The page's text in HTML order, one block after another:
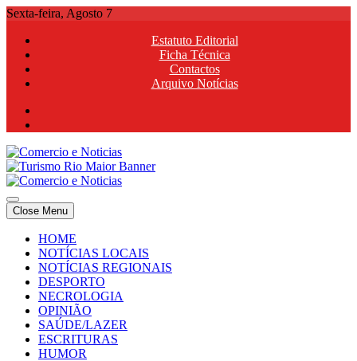
Skip
content
Sexta-feira, Agosto 7
Estatuto Editorial
Ficha Técnica
Contactos
Arquivo Notícias
Comercio e Noticias
Notícias e Publicidade Online
Comercio e Noticias
Notícias e Publicidade Online
Close Menu
HOME
NOTÍCIAS LOCAIS
NOTÍCIAS REGIONAIS
DESPORTO
NECROLOGIA
OPINIÃO
SAÚDE/LAZER
ESCRITURAS
HUMOR